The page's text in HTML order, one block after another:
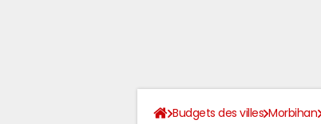
Budgets des villes Morbihan